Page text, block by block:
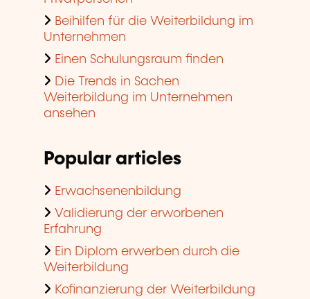
Beihilfen für die Weiterbildung im
Unternehmen
Einen Schulungsraum finden
Die Trends in Sachen
Weiterbildung im Unternehmen
ansehen
Popular articles
Erwachsenenbildung
Validierung der erworbenen
Erfahrung
Ein Diplom erwerben durch die
Weiterbildung
Kofinanzierung der Weiterbildung